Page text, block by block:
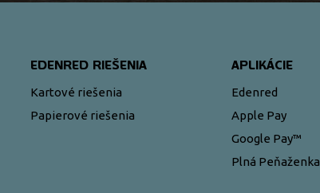
EDENRED RIEŠENIA
Kartové riešenia
Papierové riešenia
APLIKÁCIE
Edenred
Apple Pay
Google Pay™
Plná Peňaženka